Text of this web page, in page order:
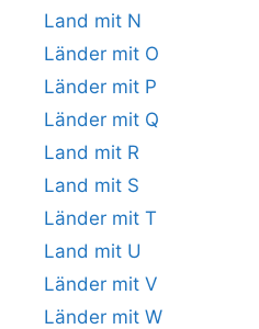
Land mit N
Länder mit O
Länder mit P
Länder mit Q
Land mit R
Land mit S
Länder mit T
Land mit U
Länder mit V
Länder mit W